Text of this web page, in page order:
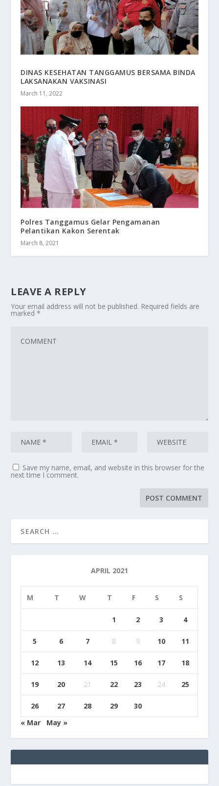
DINAS KESEHATAN TANGGAMUS BERSAMA BINDA
LAKSANAKAN VAKSINASI
March 11, 2022
Polres Tanggamus Gelar Pengamanan
Pelantikan Kakon Serentak
March 8, 2021
LEAVE A REPLY
Your email address will not be published. Required fields are
marked*
Save my name, email, and website in this browser for the
next time I comment.
APRIL 2021
M T W T F S S
1 2 3 4
5 6 7 8 9 10 11
12 13 14 15 16 17 18
19 20 21 22 23 24 25
26 27 28 29
30
« Mar
May »